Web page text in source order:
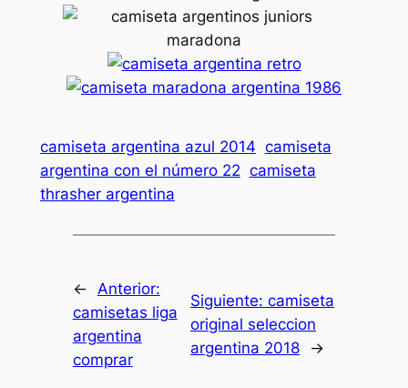
camiseta argentina azul 2014 camiseta
argentina con el número 22 camiseta
thrasher argentina
←
Anterior:
camisetas liga
argentina
comprar
Siguiente:camiseta
original seleccion
argentina 2018
→